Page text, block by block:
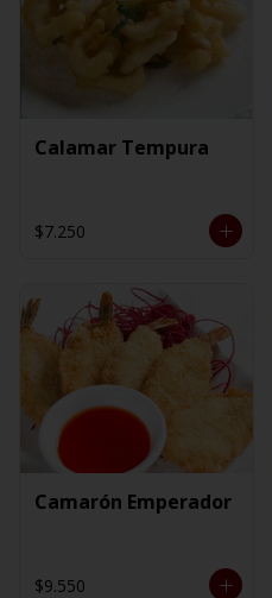
Calamar Tempura
$7.250
Camarón Emperador
$9.550